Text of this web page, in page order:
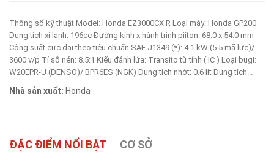
Thông số kỹ thuật Model: Honda EZ3000CX R Loại máy: Honda GP200
Dung tích xi lanh: 196cc Đường kính x hành trình piíton: 68.0 x 54.0 mm
Công suất cực đại theo tiêu chuẩn SAE J1349 (*): 4.1 kW (5.5 mã lực)/
3600 v/p Tỉ số nén: 8.5:1 Kiểu đánh lửa: Transito từ tính ( IC ) Loại bugi:
W20EPR-U (DENSO)/ BPR6ES (NGK) Dung tích nhớt: 0.6 lít Dung tích...
Nhà sản xuất: Honda
ĐẶC ĐIỂM NỔI BẬT CƠ SỞ